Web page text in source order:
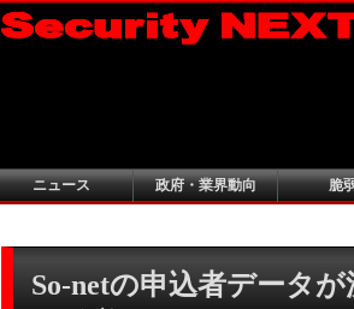
ニュース 政府・業界動向 脆
So-netの申込者データ